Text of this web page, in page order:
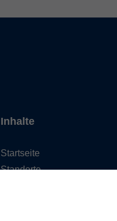
Inhalte
Startseite
Standorte